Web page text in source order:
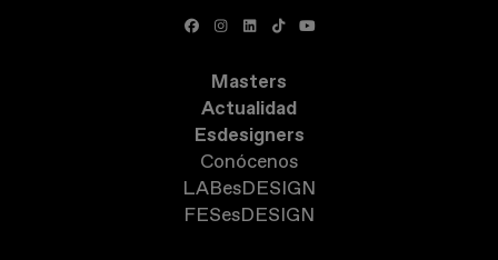
Masters
Actualidad
Esdesigners
Conócenos
LABesDESIGN
FESesDESIGN